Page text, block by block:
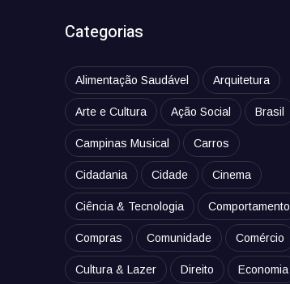
Categorias
Alimentação Saudável Arquitetura
Arte e Cultura Ação Social Brasil
Campinas Musical Carros
Cidadania Cidade Cinema
Ciência & Tecnologia Comportamento
Compras Comunidade Comércio
Cultura & Lazer Direito Economia